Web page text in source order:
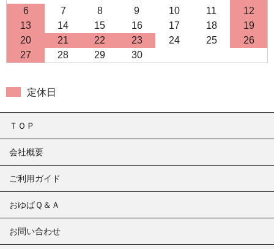
6
7 8 9 10 11
12
13
14 15 16 17 18
19
20
21 22 23 24 25
26
27
28 29 30
定休日
ＴＯＰ
会社概要
ご利用ガイド
おゆばＱ＆Ａ
お問い合わせ